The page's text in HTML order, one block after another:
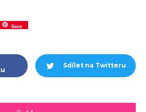
Save
Sdílet na Twitteru